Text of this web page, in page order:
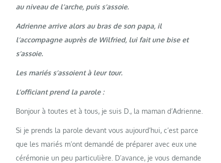
au niveau de l’arche, puis s’assoie.
Adrienne arrive alors au bras de son papa, il
l’accompagne auprès de Wilfried, lui fait une bise et
s’assoie.
Les mariés s’assoient à leur tour.
L’officiant prend la parole :
Bonjour à toutes et à tous, je suis D., la maman d’Adrienne.
Si je prends la parole devant vous aujourd’hui, c’est parce
que les mariés m’ont demandé de préparer avec eux une
cérémonie un peu particulière. D’avance, je vous demande